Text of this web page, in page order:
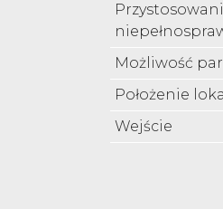
Możliwość
Położenie
Wejście